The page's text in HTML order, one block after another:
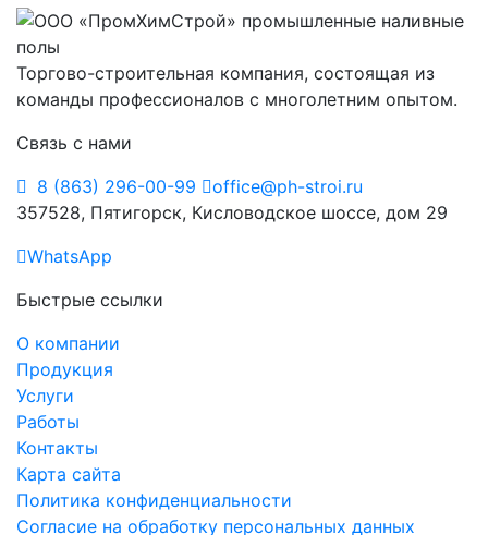
Торгово-строительная компания, состоящая из
команды профессионалов с многолетним опытом.
Связь с нами
8 (863) 296-00-99
office@ph-stroi.ru
357528, Пятигорск, Кисловодское шоссе, дом 29
WhatsApp
Быстрые ссылки
О компании
Продукция
Услуги
Работы
Контакты
Карта сайта
Политика конфиденциальности
Согласие на обработку персональных данных